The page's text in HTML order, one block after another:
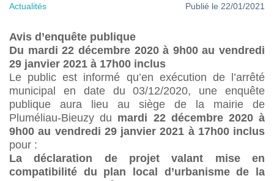
Actualités Publié le 22/01/2021
Avis d’enquête publique
Du mardi 22 décembre 2020 à 9h00 au vendredi
29 janvier 2021 à 17h00 inclus
Le public est informé qu’en exécution de l’arrêté
municipal en date du 03/12/2020, une enquête
publique aura lieu au siège de la mairie de
Pluméliau-Bieuzy du mardi 22 décembre 2020 à
9h00 au vendredi 29 janvier 2021 à 17h00 inclus
pour :
La déclaration de projet valant mise en
compatibilité du plan local d’urbanisme de la